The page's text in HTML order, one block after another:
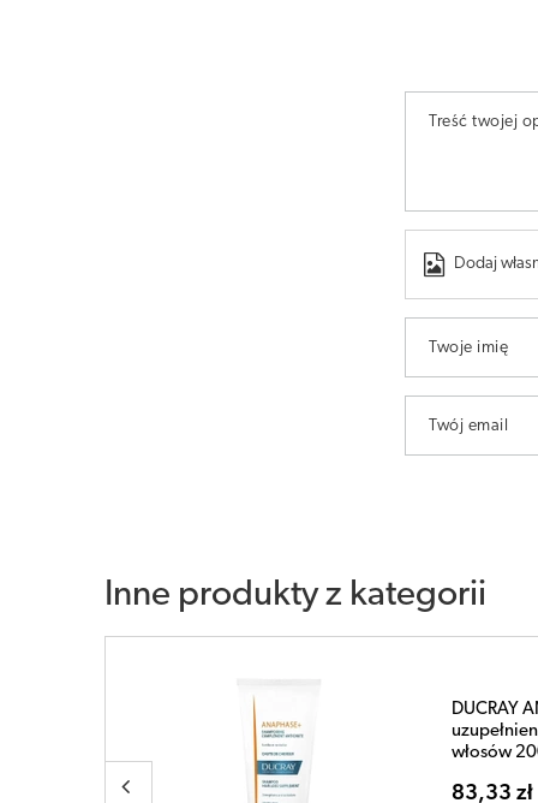
Treść twojej
Dodaj
Twoje imię
Twój email
Inne produkty z kategorii
DUCRAY
115,49 zł